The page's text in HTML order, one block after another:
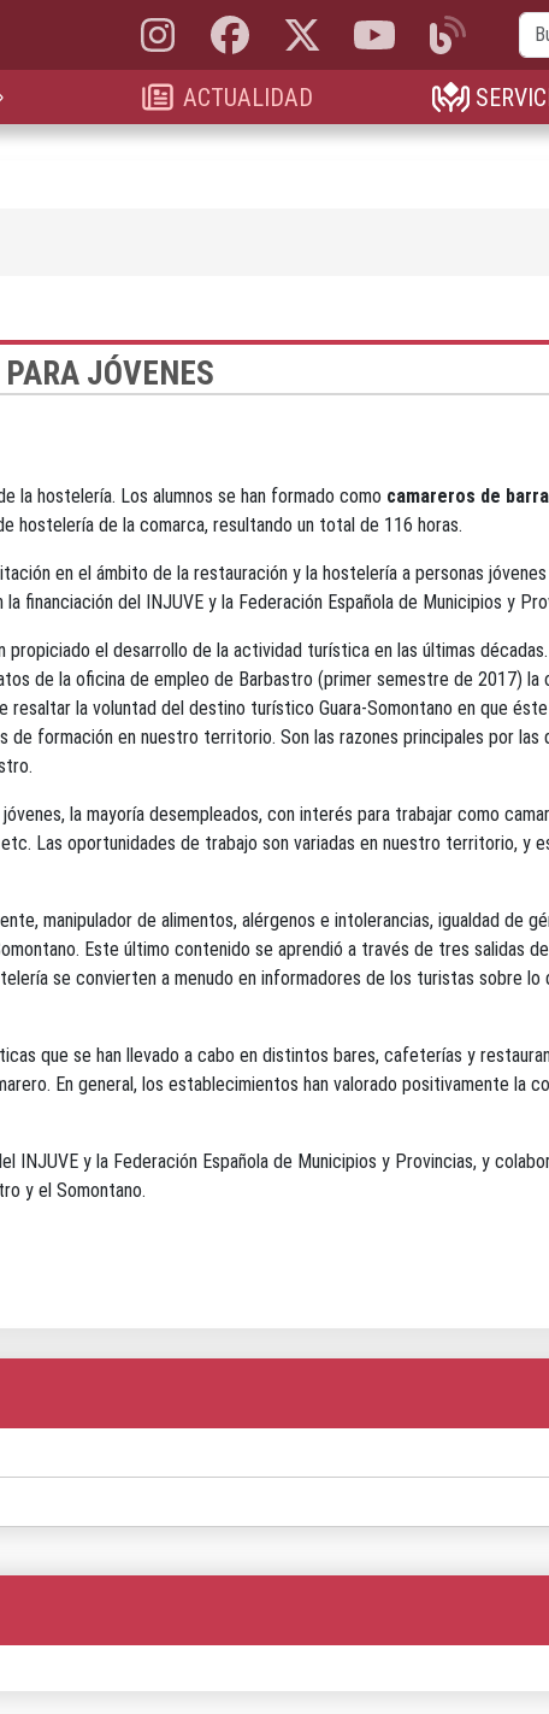
Instagram, abre en nueva pestaña
Facebook, abre en nueva pestaña
X, antes Twitter, abre en nueva
YouTube, abre en
Blog, abre en
ACTUALIDAD
JÓVENES
hostelería. Los alumnos se han formado como camareros de
hostelería de la comarca, resultando un total de 116 horas.
en el ámbito de la restauración y la hostelería a personas
financiación del INJUVE y la Federación Española de Municipios y
propiciado el desarrollo de la actividad turística en las últimas
de la oficina de empleo de Barbastro (primer semestre de 2017)
resaltar la voluntad del destino turístico Guara-Somontano en que
formación en nuestro territorio. Son las razones principales por
la mayoría desempleados, con interés para trabajar como
Las oportunidades de trabajo son variadas en nuestro territorio, y
manipulador de alimentos, alérgenos e intolerancias, igualdad de
Este último contenido se aprendió a través de tres salidas
se convierten a menudo en informadores de los turistas sobre lo
que se han llevado a cabo en distintos bares, cafeterías y
En general, los establecimientos han valorado positivamente la
INJUVE y la Federación Española de Municipios y Provincias, y
y el Somontano.